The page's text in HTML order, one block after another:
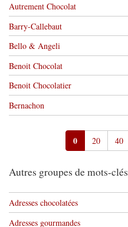
Autrement Chocolat
Barry-Callebaut
Bello & Angeli
Benoit Chocolat
Benoit Chocolatier
Bernachon
0 20 40
Autres groupes de mots-clés
Adresses chocolatées
Adresses gourmandes